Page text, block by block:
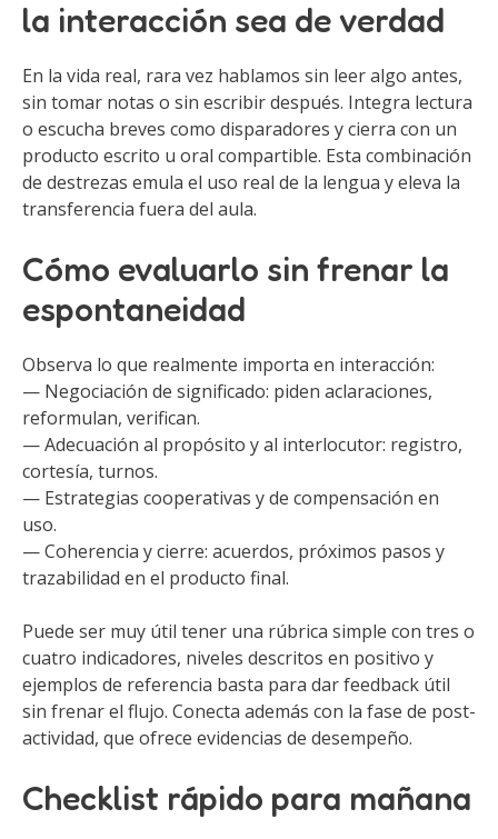
la interacción sea de verdad
En la vida real, rara vez hablamos sin leer algo antes,
sin tomar notas o sin escribir después. Integra lectura
o escucha breves como disparadores y cierra con un
producto escrito u oral compartible. Esta combinación
de destrezas emula el uso real de la lengua y eleva la
transferencia fuera del aula.
Cómo evaluarlo sin frenar la
espontaneidad
Observa lo que realmente importa en interacción:
— Negociación de significado: piden aclaraciones,
reformulan, verifican.
— Adecuación al propósito y al interlocutor: registro,
cortesía, turnos.
— Estrategias cooperativas y de compensación en
uso.
— Coherencia y cierre: acuerdos, próximos pasos y
trazabilidad en el producto final.
Puede ser muy útil tener una rúbrica simple con tres o
cuatro indicadores, niveles descritos en positivo y
ejemplos de referencia basta para dar feedback útil
sin frenar el flujo. Conecta además con la fase de post-
actividad, que ofrece evidencias de desempeño.
Checklist rápido para mañana